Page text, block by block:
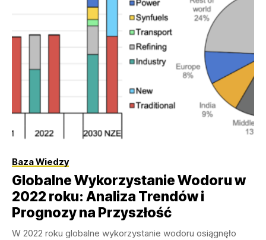
Baza Wiedzy
Globalne Wykorzystanie Wodoru w
2022 roku: Analiza Trendów i
Prognozy na Przyszłość
W 2022 roku globalne wykorzystanie wodoru osiągnęło